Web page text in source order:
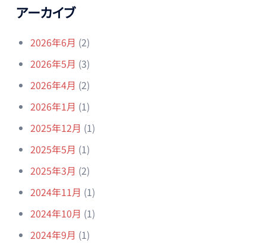
アーカイブ
2026年6月 (2)
2026年5月 (3)
2026年4月 (2)
2026年1月 (1)
2025年12月 (1)
2025年5月 (1)
2025年3月 (2)
2024年11月 (1)
2024年10月 (1)
2024年9月 (1)